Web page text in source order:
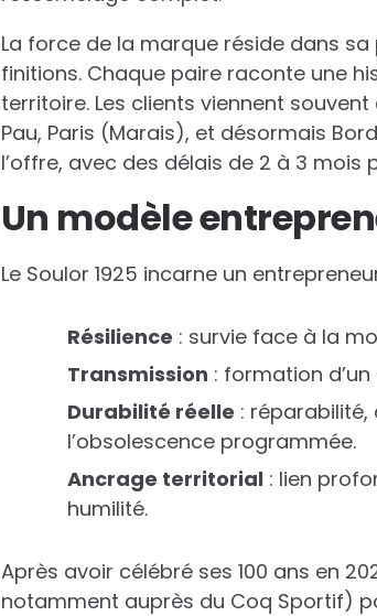
La force de la marque réside dans
finitions. Chaque paire raconte une
territoire. Les clients viennent
Pau, Paris (Marais), et désormais
l’offre, avec des délais de 2 à 3 mois
Un modèle
Le Soulor 1925 incarne un
Résilience : survie face à la
Transmission : formation
Durabilité réelle :
l’obsolescence programmée.
Ancrage territorial: lien
humilité.
Après avoir célébré ses 100 ans en
notamment auprès du Coq Sportif)